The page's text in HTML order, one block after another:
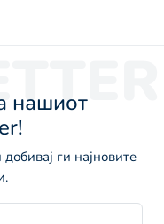
нашиот
ги најновите